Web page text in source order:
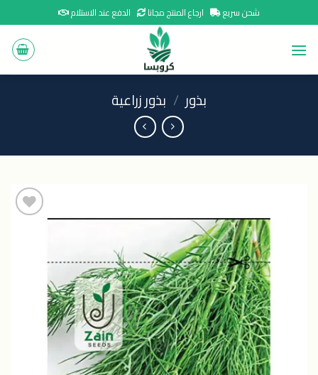
to
content
شحن سريع ارجاع المنتج مجانا الدفع عند الاستلام
بذور / بذور زراعية